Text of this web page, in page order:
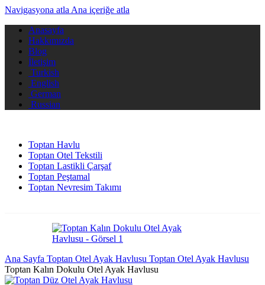
Navigasyona atla Ana içeriğe atla
Anasayfa
Hakkımızda
Blog
İletişim
Turkish
English
German
Russian
Toptan Havlu
Toptan Otel Tekstili
Toptan Lastikli Çarşaf
Toptan Peştamal
Toptan Nevresim Takımı
Ana Sayfa Toptan Otel Ayak Havlusu Toptan Otel Ayak Havlusu
Toptan Kalın Dokulu Otel Ayak Havlusu